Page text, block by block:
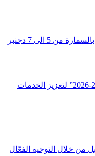
تنظيم حملة طبية جراحية واسعة بالسمارة من 5 الى 7 دجنبر
أزيلال.. انطلاق عملية “رعاية 2025-2026” لتعزيز الخدمات
من خلال التوجيه الفعّال